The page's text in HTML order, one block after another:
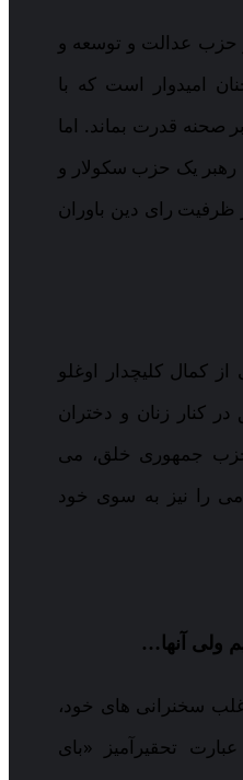
عدالت و توسعه و
امیدوار است که با
صحنه قدرت بماند. اما
رهبر یک حزب سکولار و
ظرفیت رای دین باوران
کمال کلیچدار اوغلو
کنار زنان و دختران
جمهوری خلق، می
را نیز به سوی خود
ولی آنها…
سخنرانی های خود،
تحقیرآمیز «بای